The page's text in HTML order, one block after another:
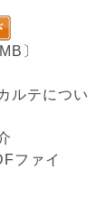
〕
テについ
ファイ